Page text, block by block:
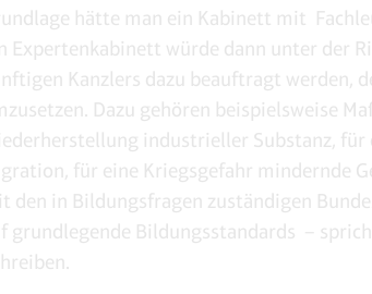
hätte man ein Kabinett mit
Expertenkabinett würde dann unter der
Kanzlers dazu beauftragt werden,
Dazu gehören beispielsweise
industrieller Substanz, für
für eine Kriegsgefahr mindernde
den in Bildungsfragen zuständigen
grundlegende Bildungsstandards –